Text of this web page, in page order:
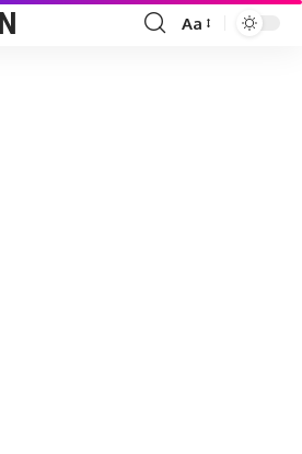
Font
Aa